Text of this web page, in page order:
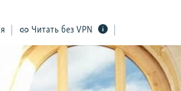
Читать без VPN